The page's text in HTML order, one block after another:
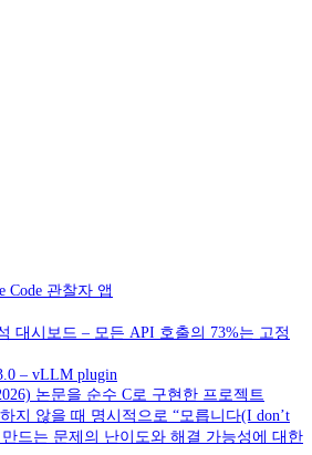
Code 관찰자 앱
대시보드 – 모든 API 호출의 73%는 고정
– vLLM plugin
논문을 순수 C로 구현한 프로젝트
지 않을 때 명시적으로 “모릅니다(I don’t
드는 문제의 난이도와 해결 가능성에 대한